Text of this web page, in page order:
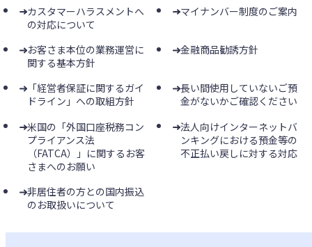
カスタマーハラスメントへ
の対応について
マイナンバー制度のご案内
お客さま本位の業務運営に
関する基本方針
金融商品勧誘方針
「経営者保証に関するガイ
ドライン」への取組方針
長い間使用していないご預
金がないかご確認ください
米国の「外国口座税務コン
プライアンス法
（FATCA）」に関するお客
さまへのお願い
法人向けインターネットバ
ンキングにおける預金等の
不正払い戻しに対する対応
非居住者の方との国内振込
のお取扱いについて